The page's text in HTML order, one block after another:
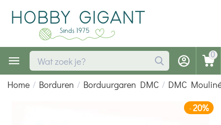
0
Home / Borduren / Borduurgaren DMC / DMC
-20%